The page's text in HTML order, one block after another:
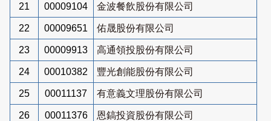
21 00009104 金波餐飲股份有限公司
22 00009651 佑晟股份有限公司
23 00009913 高通領投股份有限公司
24 00010382 豐光創能股份有限公司
25 00011137 有意義文理股份有限公司
26 00011376 恩鎬投資股份有限公司